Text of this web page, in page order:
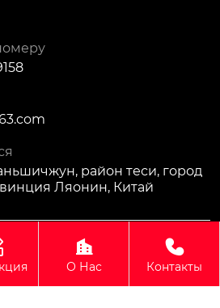
район теси, город
Ляонин, Китай
Синомали Тяжёлая Машина
компания(Шэньян)

О Нас

Контакты